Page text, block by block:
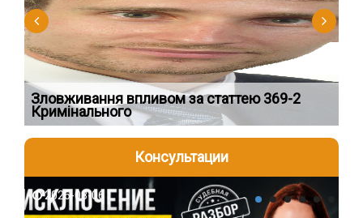
Зловживання впливом за статтею 369-2
Кримінального
Консультации
2026-08-06